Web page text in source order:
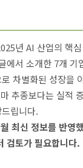
년 AI 산업의 핵
에서 소개한 7개 기
차별화된 성장을
추종보다는 실적
립니다.
최신 정보를 반영
검토가 필요합니다.